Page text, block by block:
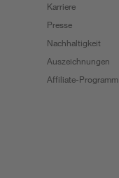
Karriere
Presse
Nachhaltigkeit
Auszeichnungen
Affiliate-Programm